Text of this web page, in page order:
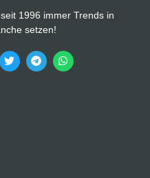
1996 immer Trends in
setzen!